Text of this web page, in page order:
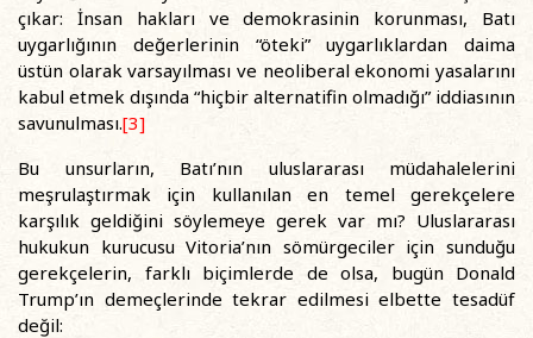
çıkar: İnsan hakları ve demokrasinin korunması, Batı
uygarlığının değerlerinin “öteki” uygarlıklardan daima
üstün olarak varsayılması ve neoliberal ekonomi yasalarını
kabul etmek dışında “hiçbir alternatifin olmadığı” iddiasının
savunulması.[3]
Bu unsurların, Batı’nın uluslararası müdahalelerini
meşrulaştırmak için kullanılan en temel gerekçelere
karşılık geldiğini söylemeye gerek var mı? Uluslararası
hukukun kurucusu Vitoria’nın sömürgeciler için sunduğu
gerekçelerin, farklı biçimlerde de olsa, bugün Donald
Trump’ın demeçlerinde tekrar edilmesi elbette tesadüf
değil: